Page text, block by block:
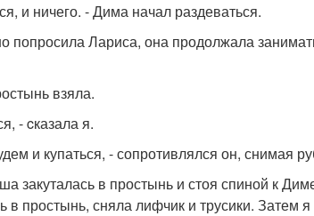
и ничего. - Дима начал раздеваться.
попросила Лариса, она продолжала
взяла.
- cказала я.
и купаться, - сопротивлялся он, снимая
закуталась в простынь и стоя спиной к
в простынь, сняла лифчик и трусики. Затем